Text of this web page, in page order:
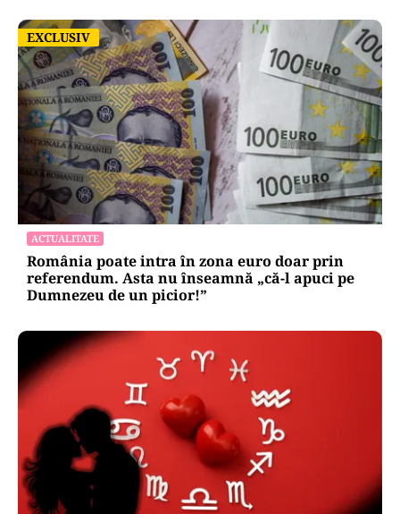
EXCLUSIV
EXCLUSIV
ACTUALITATE
România poate intra în zona euro doar prin
referendum. Asta nu înseamnă „că-l apuci pe
Dumnezeu de un picior!”